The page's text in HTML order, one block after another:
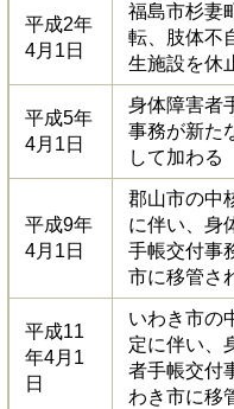
平成2年
4月1日
福島市杉妻
転、肢体不
生施設を休
平成5年
4月1日
身体障害者
事務が新た
して加わる
平成9年
4月1日
郡山市の中
に伴い、身
手帳交付事
市に移管さ
平成11
年4月1
日
いわき市の
定に伴い、
者手帳交付
わき市に移